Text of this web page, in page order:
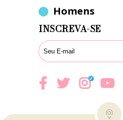
Homens
INSCREVA-SE